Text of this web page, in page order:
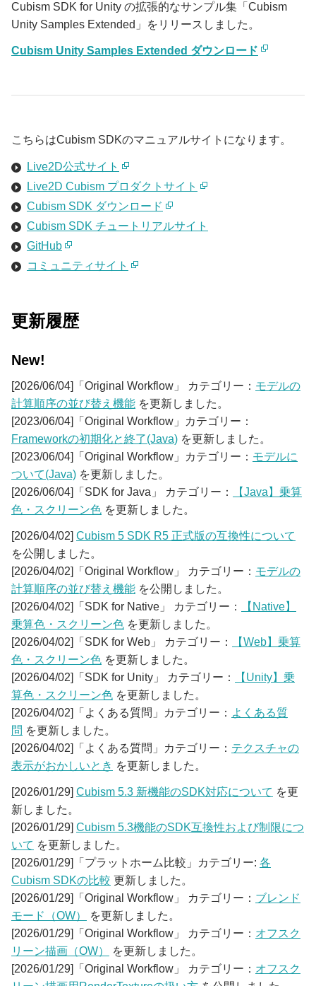
Cubism SDK for Unity の拡張的なサンプル集「Cubism
Unity Samples Extended」をリリースしました。
Cubism Unity Samples Extended ダウンロード
こちらはCubism SDKのマニュアルサイトになります。
Live2D公式サイト
Live2D Cubism プロダクトサイト
Cubism SDK ダウンロード
Cubism SDK チュートリアルサイト
GitHub
コミュニティサイト
更新履歴
New!
[2026/06/04]「Original Workflow」 カテゴリー： モデルの
計算順序の並び替え機能 を更新しました。
[2023/06/04]「Original Workflow」カテゴリー：
Frameworkの初期化と終了(Java) を更新しました。
[2023/06/04]「Original Workflow」カテゴリー： モデルに
ついて(Java) を更新しました。
[2026/06/04]「SDK for Java」 カテゴリー：
【Java】乗算
色・スクリーン色 を更新しました。
[2026/04/02] Cubism 5 SDK R5 正式版の互換性について
を公開しました。
[2026/04/02]「Original Workflow」 カテゴリー： モデルの
計算順序の並び替え機能 を公開しました。
[2026/04/02]「SDK for Native」 カテゴリー：
【Native】
乗算色・スクリーン色 を更新しました。
[2026/04/02]「SDK for Web」 カテゴリー：
【Web】乗算
色・スクリーン色 を更新しました。
[2026/04/02]「SDK for Unity」 カテゴリー：
【Unity】乗
算色・スクリーン色 を更新しました。
[2026/04/02]「よくある質問」カテゴリー： よくある質
問 を更新しました。
[2026/04/02]「よくある質問」カテゴリー： テクスチャの
表示がおかしいとき を更新しました。
[2026/01/29] Cubism 5.3 新機能のSDK対応について を更
新しました。
[2026/01/29] Cubism 5.3機能のSDK互換性および制限につ
いて を更新しました。
[2026/01/29]「プラットホーム比較」カテゴリー: 各
Cubism SDKの比較 更新しました。
[2026/01/29]「Original Workflow」 カテゴリー： ブレンド
モード（OW）
を更新しました。
[2026/01/29]「Original Workflow」 カテゴリー： オフスク
リーン描画（OW）
を更新しました。
[2026/01/29]「Original Workflow」 カテゴリー： オフスク